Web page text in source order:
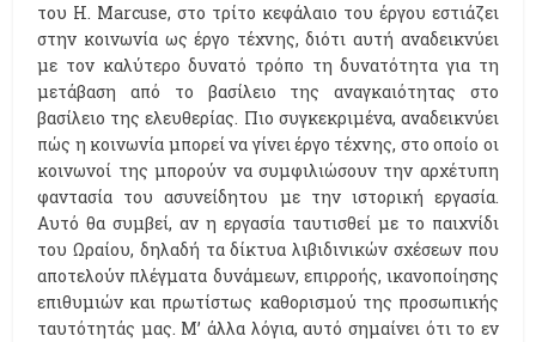
του H. Marcuse, στο τρίτο κεφάλαιο του έργου εστιάζει
στην κοινωνία ως έργο τέχνης, διότι αυτή αναδεικνύει
με τον καλύτερο δυνατό τρόπο τη δυνατότητα για τη
μετάβαση από το βασίλειο της αναγκαιότητας στο
βασίλειο της ελευθερίας. Πιο συγκεκριμένα, αναδεικνύει
πώς η κοινωνία μπορεί να γίνει έργο τέχνης, στο οποίο οι
κοινωνοί της μπορούν να συμφιλιώσουν την αρχέτυπη
φαντασία του ασυνείδητου με την ιστορική εργασία.
Αυτό θα συμβεί, αν η εργασία ταυτισθεί με το παιχνίδι
του Ωραίου, δηλαδή τα δίκτυα λιβιδινικών σχέσεων που
αποτελούν πλέγματα δυνάμεων, επιρροής, ικανοποίησης
επιθυμιών και πρωτίστως καθορισμού της προσωπικής
ταυτότητάς μας. Μ’ άλλα λόγια, αυτό σημαίνει ότι το εν